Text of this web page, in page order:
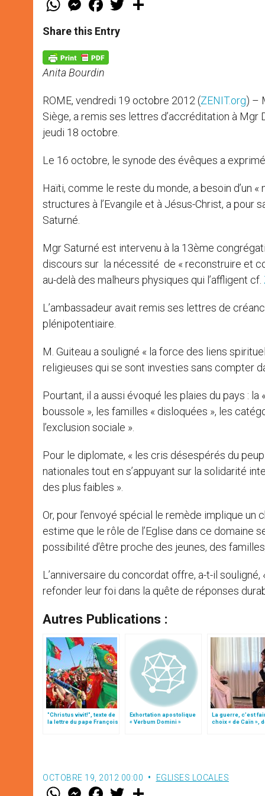
t
s
p
p
e
s
e
g
e
r
a
e
b
k
w
Share this Entry
Anita Bourdin
ROME, vendredi 19 octobre 2012 (ZENIT.org) –
Siège, a remis ses lettres d’accréditation à
jeudi 18 octobre.
Le 16 octobre, le synode des évêques a
Haïti, comme le reste du monde, a besoin d’un
structures à l’Evangile et à Jésus-Christ, a pour
Saturné.
Mgr Saturné est intervenu à la 13ème
discours sur la nécessité de « reconstruire et
au-delà des malheurs physiques qui l’affligent cf.
L’ambassadeur avait remis ses lettres de
plénipotentiaire.
M. Guiteau a souligné « la force des liens
religieuses qui se sont investies sans compter
Pourtant, il a aussi évoqué les plaies du pays :
boussole », les familles « disloquées », les
l’exclusion sociale ».
Pour le diplomate, « les cris désespérés du
nationales tout en s’appuyant sur la solidarité
des plus faibles ».
Or, pour l’envoyé spécial le remède implique un
estime que le rôle de l’Eglise dans ce domaine
possibilité d’être proche des jeunes, des
L’anniversaire du concordat offre, a-t-il
refonder leur foi dans la quête de réponses
Autres Publications :
"Christus vivit!", texte de
la lettre du pape François
Exhortation apostolique
« Verbum Domini »
La guerre, c’est
choix « de Caïn »,
OCTOBRE 19, 2012 00:00 EGLISES LOCALES
W M F